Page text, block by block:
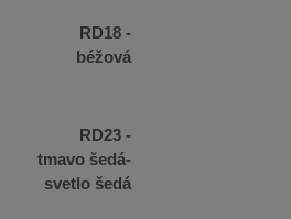
RD18 -
béžová
RD23 -
tmavo šedá-
svetlo šedá